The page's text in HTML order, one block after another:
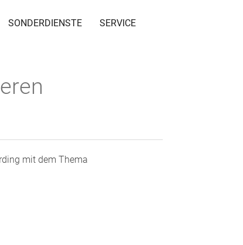
SONDERDIENSTE SERVICE
mit dem Thema